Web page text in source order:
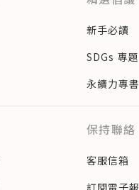
新手必讀
SDGs 專題
永續力專書
保持聯絡
客服信箱